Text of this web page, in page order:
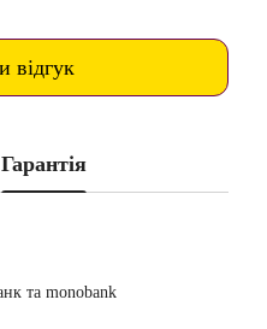
відгук
Гарантія
та monobank